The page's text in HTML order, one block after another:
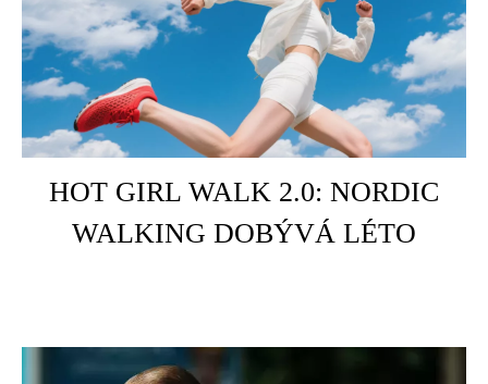
HOME
HOT GIRL WALK 2.0: NORDIC
WALKING DOBÝVÁ LÉTO